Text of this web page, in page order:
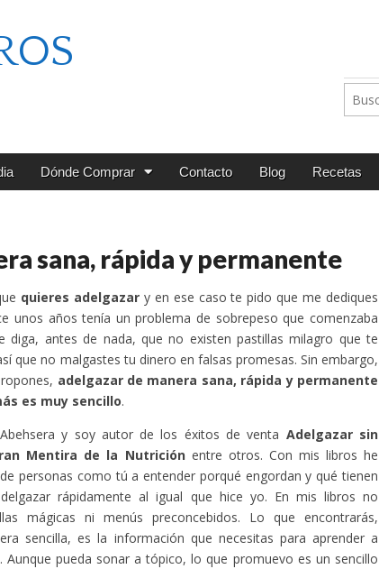
Buscar:
Dónde Comprar Contacto Blog Recetas
sana, rápida y permanente
quieres adelgazar y en ese caso te pido que me dediques
unos años tenía un problema de sobrepeso que comenzaba
diga, antes de nada, que no existen pastillas milagro que te
que no malgastes tu dinero en falsas promesas. Sin embargo,
adelgazar de manera sana, rápida y permanente
es muy sencillo.
y soy autor de los éxitos de venta Adelgazar sin
Mentira de la Nutriciónentre otros. Con mis libros he
personas como tú a entender porqué engordan y qué tienen
rápidamente al igual que hice yo. En mis libros no
mágicas ni menús preconcebidos. Lo que encontrarás,
sencilla, es la información que necesitas para aprender a
pueda sonar a tópico, lo que promuevo es un sencillo